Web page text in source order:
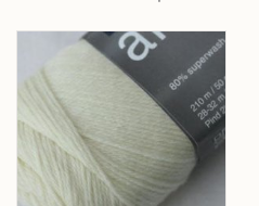
Stekenverhouding: 28 a 32
Machinewasbaar
Let op: de kleur op beeld kan